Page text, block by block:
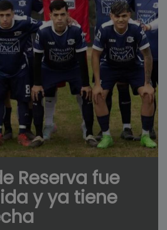
Reserva fue
y ya tiene